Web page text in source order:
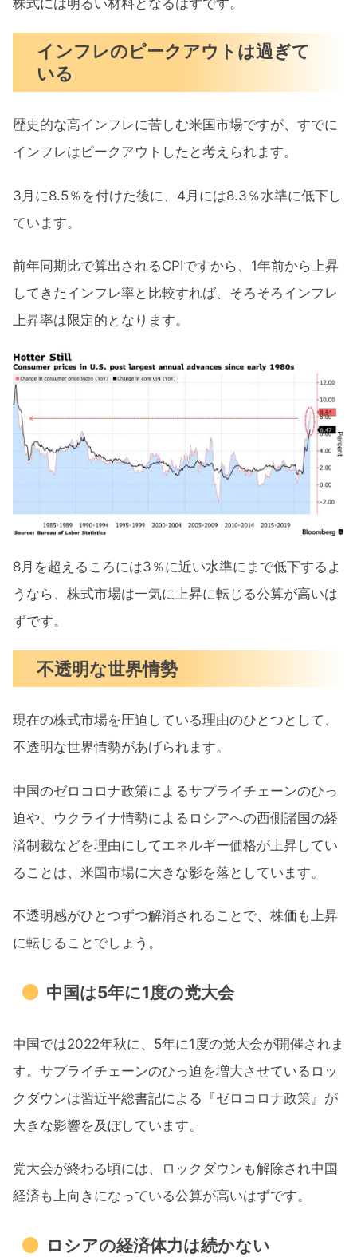
インフレのピークアウトは過ぎて
いる
歴史的な高インフレに苦しむ米国市場ですが、すでに
インフレはピークアウトしたと考えられます。
3月に8.5％を付けた後に、4月には8.3％水準に低下し
ています。
前年同期比で算出されるCPIですから、1年前から上昇
してきたインフレ率と比較すれば、そろそろインフレ
上昇率は限定的となります。
8月を超えるころには3％に近い水準にまで低下するよ
うなら、株式市場は一気に上昇に転じる公算が高いは
ずです。
不透明な世界情勢
現在の株式市場を圧迫している理由のひとつとして、
不透明な世界情勢があげられます。
中国のゼロコロナ政策によるサプライチェーンのひっ
迫や、ウクライナ情勢によるロシアへの西側諸国の経
済制裁などを理由にしてエネルギー価格が上昇してい
ることは、米国市場に大きな影を落としています。
不透明感がひとつずつ解消されることで、株価も上昇
に転じることでしょう。
中国は5年に1度の党大会
中国では2022年秋に、5年に1度の党大会が開催されま
す。サプライチェーンのひっ迫を増大させているロッ
クダウンは習近平総書記による『ゼロコロナ政策』が
大きな影響を及ぼしています。
党大会が終わる頃には、ロックダウンも解除され中国
経済も上向きになっている公算が高いはずです。
ロシアの経済体力は続かない